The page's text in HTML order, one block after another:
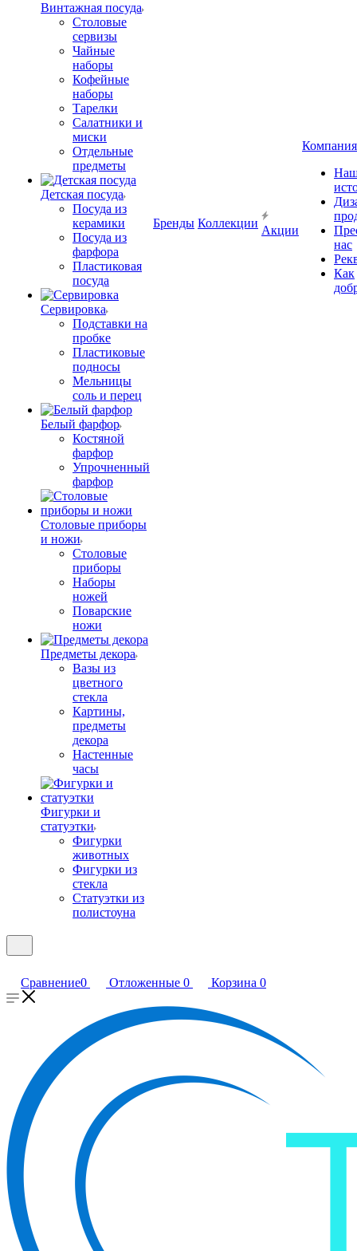
Винтажная посуда
Столовые
сервизы
Чайные
наборы
Кофейные
наборы
Тарелки
Салатники и
миски
Отдельные
предметы
Детская посуда
Посуда из
керамики
Посуда из
фарфора
Пластиковая
посуда
Сервировка
Подставки на
пробке
Пластиковые
подносы
Мельницы
соль и перец
Белый фарфор
Костяной
фарфор
Упрочненный
фарфор
Столовые приборы
и ножи
Столовые
приборы
Наборы
ножей
Поварские
ножи
Предметы декора
Вазы из
цветного
стекла
Картины,
предметы
декора
Настенные
часы
Фигурки и
статуэтки
Фигурки
животных
Фигурки из
стекла
Статуэтки из
полистоуна
Бренды Коллекции
Акции
Компания
нас
Как
Сравнение0 Отложенные 0 Корзина 0